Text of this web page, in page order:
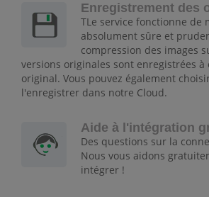
Enregistrement des
TLe service fonctionne de
absolument sûre et
compression des images
versions originales sont enregistrées
original. Vous pouvez également
l'enregistrer dans notre Cloud.
Aide à l'intégration
Des questions sur la
Nous vous aidons
intégrer !